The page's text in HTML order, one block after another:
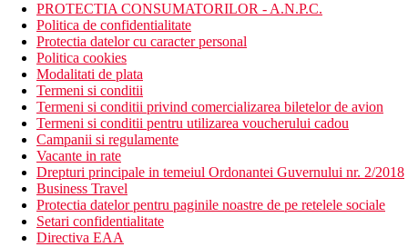
PROTECTIA CONSUMATORILOR - A.N.P.C.
Politica de confidentialitate
Protectia datelor cu caracter personal
Politica cookies
Modalitati de plata
Termeni si conditii
Termeni si conditii privind comercializarea biletelor de avion
Termeni si conditii pentru utilizarea voucherului cadou
Campanii si regulamente
Vacante in rate
Drepturi principale in temeiul Ordonantei Guvernului nr. 2/2018
Business Travel
Protectia datelor pentru paginile noastre de pe retelele sociale
Setari confidentialitate
Directiva EAA